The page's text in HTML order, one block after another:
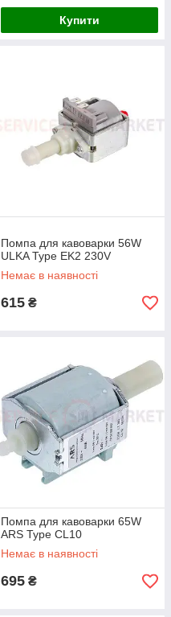
Купити
Помпа для кавоварки 56W
ULKA Type EK2 230V
Немає в наявності
615 ₴
Помпа для кавоварки 65W
ARS Type CL10
Немає в наявності
695 ₴